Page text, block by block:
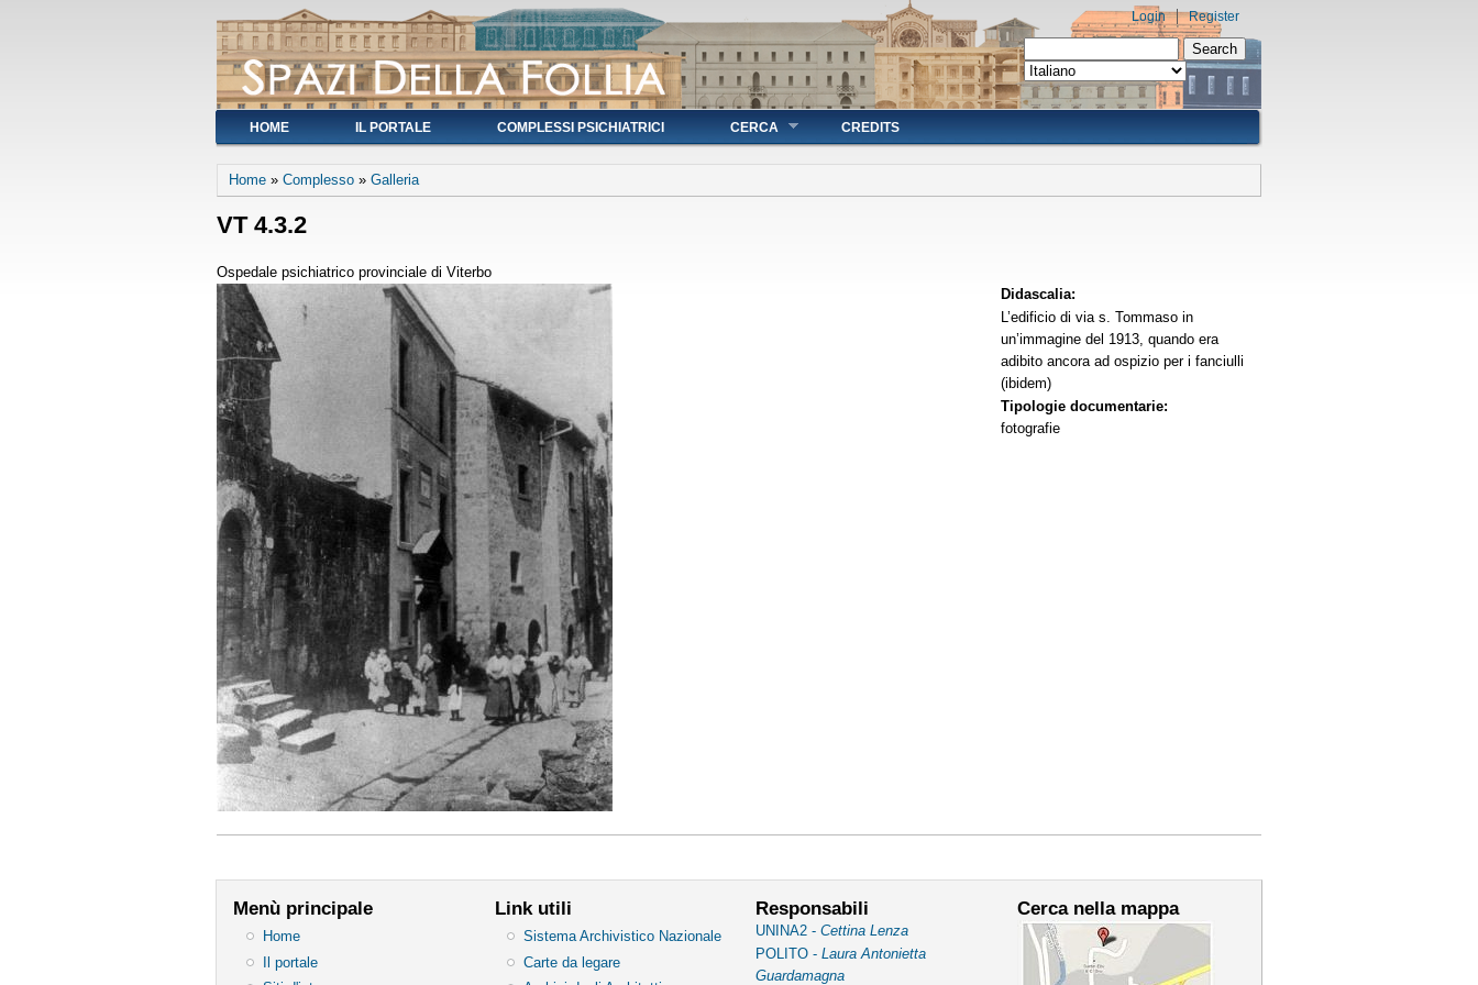
Search form
Search
Login Register
HOME IL PORTALE COMPLESSI PSICHIATRICI CERCA CREDITS
You are here
Home » Complesso » Galleria
VT 4.3.2
Ospedale psichiatrico provinciale di Viterbo
Didascalia:
L’edificio di via s. Tommaso in
un’immagine del 1913, quando era
adibito ancora ad ospizio per i fanciulli
(ibidem)
Tipologie documentarie:
fotografie
Menù principale
Home
Il portale
Link utili
Sistema Archivistico Nazionale
Carte da legare
Responsabili
UNINA2 - Cettina Lenza
POLITO - Laura Antonietta
Guardamagna
Cerca nella mappa